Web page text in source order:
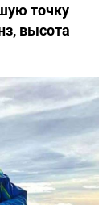
точку
высота